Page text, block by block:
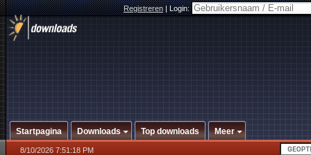
Registreren|Login:
Startpagina Downloads Top downloads Meer
8/10/2026 7:51:18 PM